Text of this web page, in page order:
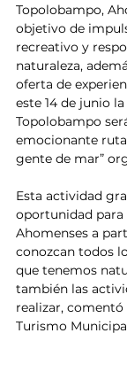
Topolobampo,
objetivo de
recreativo y
naturaleza,
oferta de
este 14 de junio
Topolobampo
emocionante
gente de mar”
Esta actividad
oportunidad
Ahomenses a
conozcan todos
que tenemos
también las
realizar,
Turismo